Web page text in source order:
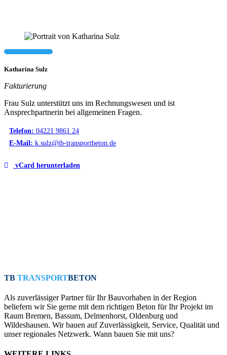
Katharina Sulz
Fakturierung
Frau Sulz unterstützt uns im Rechnungswesen und ist
Ansprechpartnerin bei allgemeinen Fragen.
Telefon: 04221 9861 24
E-Mail: k.sulz@tb-transportbeton.de
vCard herunterladen
TB TRANSPORTBETON
Als zuverlässiger Partner für Ihr Bauvorhaben in der Region
beliefern wir Sie gerne mit dem richtigen Beton für Ihr Projekt im
Raum Bremen, Bassum, Delmenhorst, Oldenburg und
Wildeshausen. Wir bauen auf Zuverlässigkeit, Service, Qualität und
unser regionales Netzwerk. Wann bauen Sie mit uns?